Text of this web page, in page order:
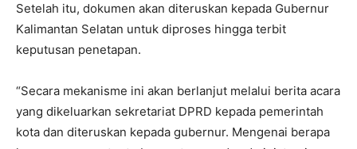
Setelah itu, dokumen akan diteruskan kepada Gubernur
Kalimantan Selatan untuk diproses hingga terbit
keputusan penetapan.
“Secara mekanisme ini akan berlanjut melalui berita acara
yang dikeluarkan sekretariat DPRD kepada pemerintah
kota dan diteruskan kepada gubernur. Mengenai berapa